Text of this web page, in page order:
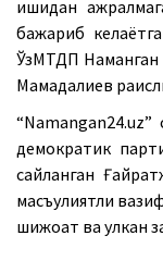
ишидан
бажариб
ЎзМТДП Наманган
Мамадалиев
“Namangan24.uz”
демократик
сайланган
масъулиятли
шижоат ва улкан